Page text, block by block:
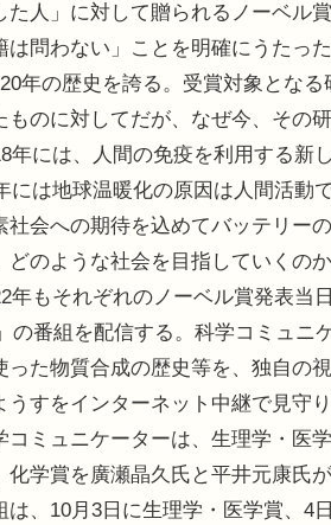
た人」に対して贈られるノーベル
は問わない」ことを明確にうたっ
年の歴史を誇る。受賞対象とな
ものに対してだが、なぜ今、その
年には、人間の免疫を利用する新
には地球温暖化の原因は人間活動
社会への期待を込めてバッテリー
どのような社会を目指していくの
年もそれぞれのノーベル賞発表当
の番組を配信する。科学コミュニ
った物質合成の歴史等を、独自の
うすをインターネット中継で見守
ミュニケーターは、生理学・医
化学賞を廣瀬晶久氏と平井元康氏
、10月3日に生理学・医学賞、4